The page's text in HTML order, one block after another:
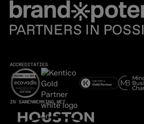
ACCREDITATIES
IN SAMENWERKING MET